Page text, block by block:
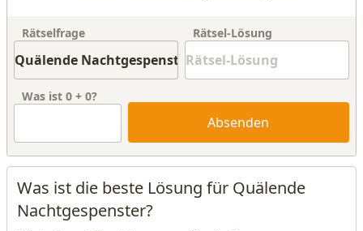
Rätselfrage Rätsel-Lösung
Was ist 0 + 0?
Absenden
Was ist die beste Lösung für Quälende
Nachtgespenster?